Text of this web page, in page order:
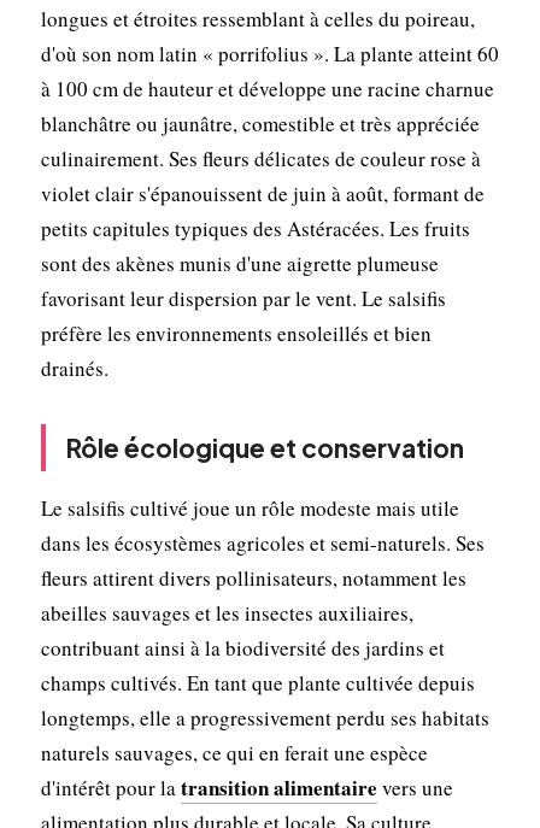
longues et étroites ressemblant à celles du poireau,
d'où son nom latin « porrifolius ». La plante atteint 60
à 100 cm de hauteur et développe une racine charnue
blanchâtre ou jaunâtre, comestible et très appréciée
culinairement. Ses fleurs délicates de couleur rose à
violet clair s'épanouissent de juin à août, formant de
petits capitules typiques des Astéracées. Les fruits
sont des akènes munis d'une aigrette plumeuse
favorisant leur dispersion par le vent. Le salsifis
préfère les environnements ensoleillés et bien
drainés.
Rôle écologique et conservation
Le salsifis cultivé joue un rôle modeste mais utile
dans les écosystèmes agricoles et semi-naturels. Ses
fleurs attirent divers pollinisateurs, notamment les
abeilles sauvages et les insectes auxiliaires,
contribuant ainsi à la biodiversité des jardins et
champs cultivés. En tant que plante cultivée depuis
longtemps, elle a progressivement perdu ses habitats
naturels sauvages, ce qui en ferait une espèce
d'intérêt pour latransition alimentaire vers une